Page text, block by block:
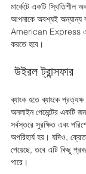
মাৰ্কেটে একটি স্থিতিশীল
আপনাকে অবশ্যই অন্যান্য
American Express
করতে হবে।
উইরল ট্রান্সফার
ব্যাংক হতে ব্যাংকে
অনলাইন পেমেন্টের একটি
সর্বস্তরে সুরক্ষিত এবং
অপরিহার্য হয়। যদিও,
পেয়েছে, তবে এটি কিছু
পারে।